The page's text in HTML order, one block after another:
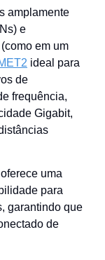
amplamente
e
em um
ideal para
de
frequência,
Gigabit,
uma
para
garantindo que
de